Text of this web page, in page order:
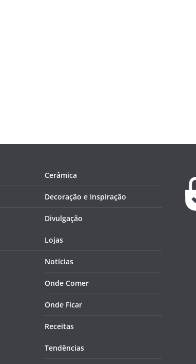
Cerâmica
Decoração e Inspiração
Divulgação
Lojas
Notícias
Onde Comer
Onde Ficar
Receitas
Tendências